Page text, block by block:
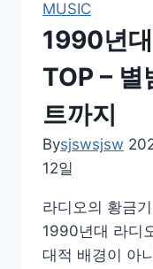
능
모
것
MUSIC
1990년
TOP – 별
트까지
Bysjswsjsw
12일
라디오의 황금
1990년대 라디
대적 배경이 아